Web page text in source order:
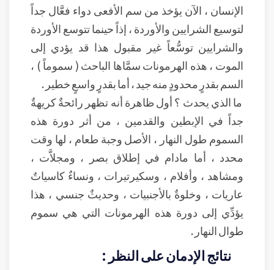
الإنسان ، الآن يؤخذ من سم الأفعى دواء فعَّال جداً
لتوسيع الشرايين والأوردة ، إذاً حينما تتوسع الأوردة
والشرايين توسُّعاً غير مقبول هذا قد يؤدي إلى
الموت ، هذه الهرمونات سمَّاها الباحث ( سموماً ) ،
السم بقدرٍ محدودٍ منه جيد ، أما بقدرٍ واسعٍ خطير .
ما الذي يحدث ؟ أول ظاهرة أنه تظهر رائحةٌ كريهةٌ
جداً في الإبطين والقدمين ، من أثر دورة هذه
السموم طول النهار ، الأصل وجبة طعام ، لها وقت
محدد ، أما مادام في إطلاق بصر ، ومجلاَّت ،
ومشاهد ، وأفلام ، وسكيرتيرات ، ونساءٌ كاسياتٌ
عاريات ، وخلوةٌ بالأجنبيات ، وحديثٌ جنسي ، هذا
يؤدِّي إلى دورة هذه الهرمونات التي هي سموم
طوال النهار .
نتائج الإدمان على النظر :